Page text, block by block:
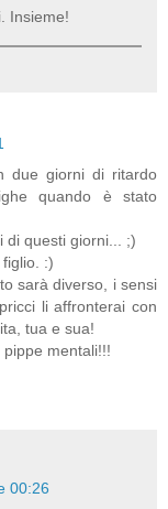
Insieme!
due giorni di ritardo
quando è stato
di questi giorni... ;)
:)
sarà diverso, i sensi
li affronterai con
tua e sua!
mentali!!!
00:26